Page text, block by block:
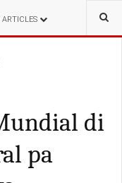
ARTICLES
di
pa